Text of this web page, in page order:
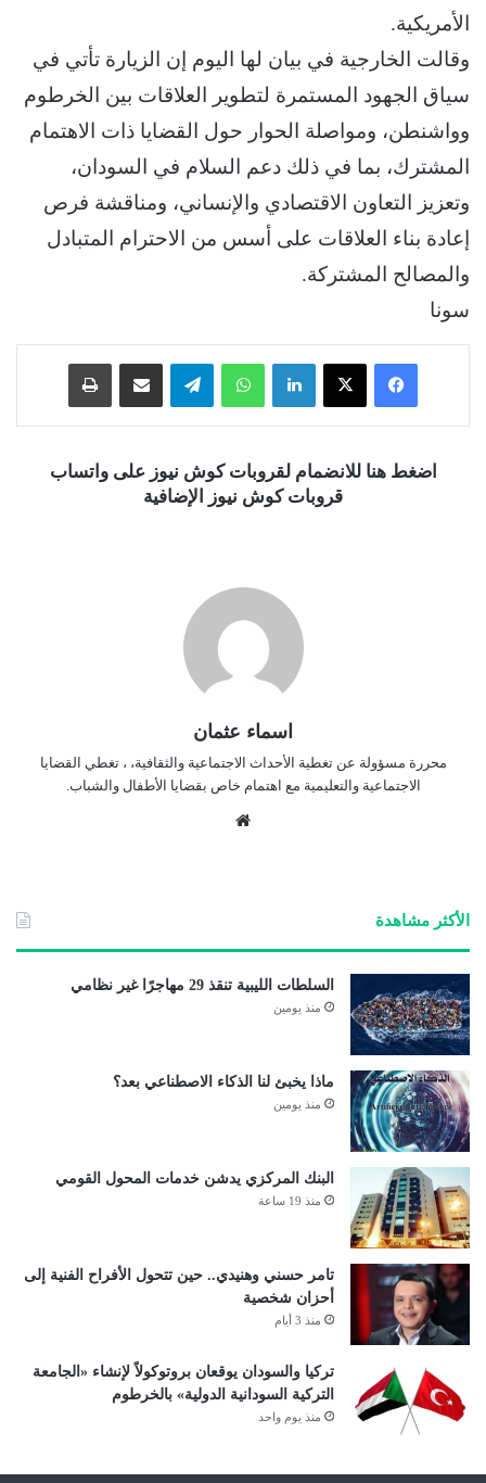
الأمريكية.
وقالت الخارجية في بيان لها اليوم إن الزيارة تأتي في
سياق الجهود المستمرة لتطوير العلاقات بين الخرطوم
وواشنطن، ومواصلة الحوار حول القضايا ذات الاهتمام
المشترك، بما في ذلك دعم السلام في السودان،
وتعزيز التعاون الاقتصادي والإنساني، ومناقشة فرص
إعادة بناء العلاقات على أسس من الاحترام المتبادل
والمصالح المشتركة.
سونا
فيسبوك ‫X لينكدإن واتساب تيلقرام
اضغط هنا للانضمام لقروبات كوش نيوز على واتساب
قروبات كوش نيوز الإضافية
اسماء عثمان
محررة مسؤولة عن تغطية الأحداث الاجتماعية والثقافية، ، تغطي القضايا
الاجتماعية والتعليمية مع اهتمام خاص بقضايا الأطفال والشباب.
الأكثر مشاهدة
السلطات الليبية تنقذ 29 مهاجرًا غير نظامي
منذ يومين
ماذا يخبئ لنا الذكاء الاصطناعي بعد؟
منذ يومين
البنك المركزي يدشن خدمات المحول القومي
منذ 19 ساعة
تامر حسني وهنيدي.. حين تتحول الأفراح الفنية إلى
أحزان شخصية
منذ 3 أيام
تركيا والسودان يوقعان بروتوكولاً لإنشاء «الجامعة
التركية السودانية الدولية» بالخرطوم
منذ يوم واحد